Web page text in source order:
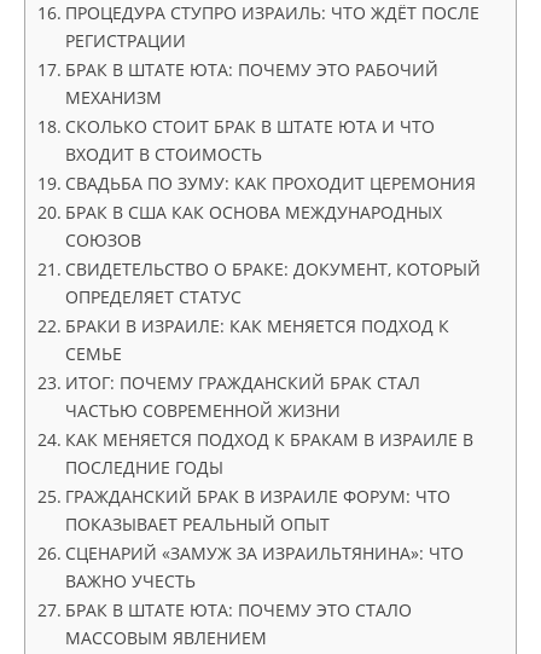
ПРОЦЕДУРА СТУПРО ИЗРАИЛЬ: ЧТО ЖДЁТ ПОСЛЕ
РЕГИСТРАЦИИ
БРАК В ШТАТЕ ЮТА: ПОЧЕМУ ЭТО РАБОЧИЙ
МЕХАНИЗМ
СКОЛЬКО СТОИТ БРАК В ШТАТЕ ЮТА И ЧТО
ВХОДИТ В СТОИМОСТЬ
СВАДЬБА ПО ЗУМУ: КАК ПРОХОДИТ ЦЕРЕМОНИЯ
БРАК В США КАК ОСНОВА МЕЖДУНАРОДНЫХ
СОЮЗОВ
СВИДЕТЕЛЬСТВО О БРАКЕ: ДОКУМЕНТ, КОТОРЫЙ
ОПРЕДЕЛЯЕТ СТАТУС
БРАКИ В ИЗРАИЛЕ: КАК МЕНЯЕТСЯ ПОДХОД К
СЕМЬЕ
ИТОГ: ПОЧЕМУ ГРАЖДАНСКИЙ БРАК СТАЛ
ЧАСТЬЮ СОВРЕМЕННОЙ ЖИЗНИ
КАК МЕНЯЕТСЯ ПОДХОД К БРАКАМ В ИЗРАИЛЕ В
ПОСЛЕДНИЕ ГОДЫ
ГРАЖДАНСКИЙ БРАК В ИЗРАИЛЕ ФОРУМ: ЧТО
ПОКАЗЫВАЕТ РЕАЛЬНЫЙ ОПЫТ
СЦЕНАРИЙ «ЗАМУЖ ЗА ИЗРАИЛЬТЯНИНА»: ЧТО
ВАЖНО УЧЕСТЬ
БРАК В ШТАТЕ ЮТА: ПОЧЕМУ ЭТО СТАЛО
МАССОВЫМ ЯВЛЕНИЕМ